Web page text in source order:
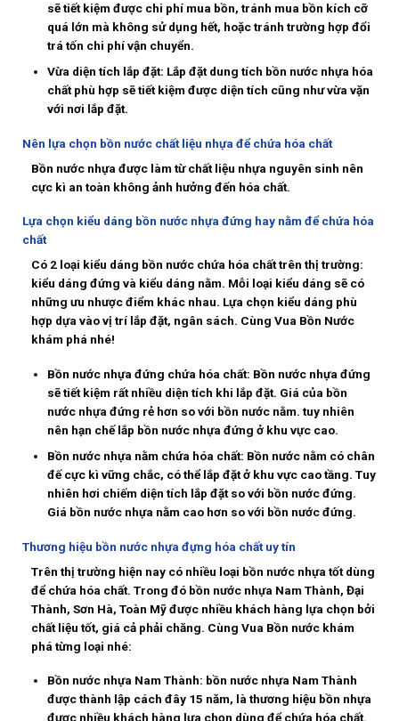
sẽ tiết kiệm được chi phí mua bồn, tránh mua bồn kích cỡ
quá lớn mà không sử dụng hết, hoặc tránh trường hợp đổi
trá tốn chi phí vận chuyển.
Vừa diện tích lắp đặt: Lắp đặt dung tích bồn nước nhựa hóa
chất phù hợp sẽ tiết kiệm được diện tích cũng như vừa vặn
với nơi lắp đặt.
Nên lựa chọn bồn nước chất liệu nhựa để chứa hóa chất
Bồn nước nhựa được làm từ chất liệu nhựa nguyên sinh nên
cực kì an toàn không ảnh hưởng đến hóa chất.
Lựa chọn kiểu dáng bồn nước nhựa đứng hay nằm để chứa hóa
chất
Có 2 loại kiểu dáng bồn nước chứa hóa chất trên thị trường:
kiểu dáng đứng và kiểu dáng nằm. Mỗi loại kiểu dáng sẽ có
những ưu nhược điểm khác nhau. Lựa chọn kiểu dáng phù
hợp dựa vào vị trí lắp đặt, ngân sách. Cùng Vua Bồn Nước
khám phá nhé!
Bồn nước nhựa đứng chứa hóa chất: Bồn nước nhựa đứng
sẽ tiết kiệm rất nhiều diện tích khi lắp đặt. Giá của bồn
nước nhựa đứng rẻ hơn so với bồn nước nằm. tuy nhiên
nên hạn chế lắp bồn nước nhựa đứng ở khu vực cao.
Bồn nước nhựa nằm chứa hóa chất: Bồn nước nằm có chân
đế cực kì vững chắc, có thể lắp đặt ở khu vực cao tầng. Tuy
nhiên hơi chiếm diện tích lắp đặt so với bồn nước đứng.
Giá bồn nước nhựa nằm cao hơn so với bồn nước đứng.
Thương hiệu bồn nước nhựa đựng hóa chất uy tín
Trên thị trường hiện nay có nhiều loại bồn nước nhựa tốt dùng
để chứa hóa chất. Trong đó bồn nước nhựa Nam Thành, Đại
Thành, Sơn Hà, Toàn Mỹ được nhiều khách hàng lựa chọn bởi
chất liệu tốt, giá cả phải chăng. Cùng Vua Bồn nước khám
phá từng loại nhé:
Bồn nước nhựa Nam Thành: bồn nước nhựa Nam Thành
được thành lập cách đây 15 năm, là thương hiệu bồn nhựa
được nhiều khách hàng lựa chọn dùng để chứa hóa chất.